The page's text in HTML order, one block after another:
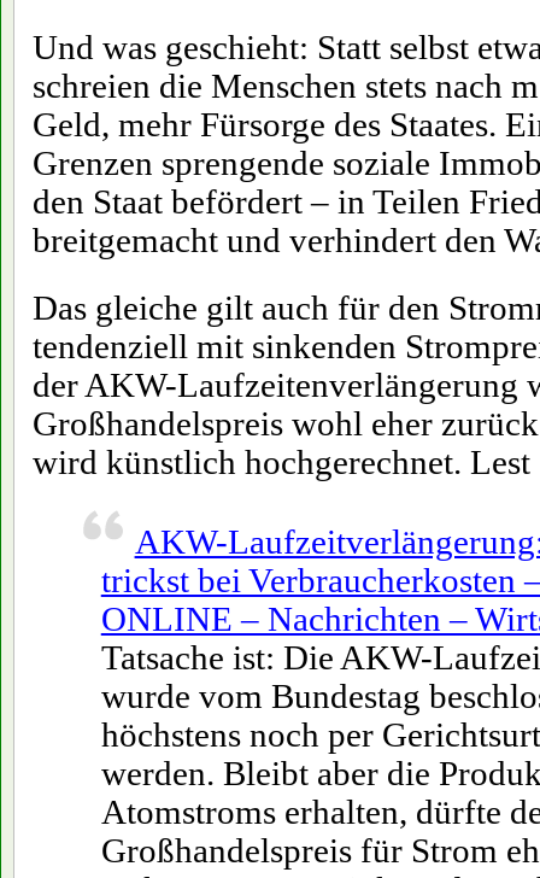
Und was geschieht: Statt selbst
schreien die Menschen stets nach
Geld, mehr Fürsorge des Staates.
Grenzen sprengende soziale
den Staat befördert – in Teilen
breitgemacht und verhindert den
Das gleiche gilt auch für den
tendenziell mit sinkenden
der AKW-Laufzeitenverlängerung
Großhandelspreis wohl eher
wird künstlich hochgerechnet. Lest
AKW-
trickst bei Verbraucherkosten
ONLINE – Nachrichten –
Tatsache ist: Die AKW-
wurde vom Bundestag
höchstens noch per
werden. Bleibt aber die
Atomstroms erhalten, dürfte
Großhandelspreis für Strom